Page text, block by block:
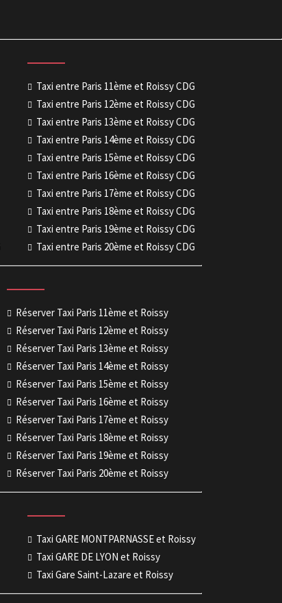
Taxi entre Paris 11ème et Roissy CDG
Taxi entre Paris 12ème et Roissy CDG
Taxi entre Paris 13ème et Roissy CDG
Taxi entre Paris 14ème et Roissy CDG
Taxi entre Paris 15ème et Roissy CDG
Taxi entre Paris 16ème et Roissy CDG
Taxi entre Paris 17ème et Roissy CDG
Taxi entre Paris 18ème et Roissy CDG
Taxi entre Paris 19ème et Roissy CDG
Taxi entre Paris 20ème et Roissy CDG
Réserver Taxi Paris 11ème et Roissy
Réserver Taxi Paris 12ème et Roissy
Réserver Taxi Paris 13ème et Roissy
Réserver Taxi Paris 14ème et Roissy
Réserver Taxi Paris 15ème et Roissy
Réserver Taxi Paris 16ème et Roissy
Réserver Taxi Paris 17ème et Roissy
Réserver Taxi Paris 18ème et Roissy
Réserver Taxi Paris 19ème et Roissy
Réserver Taxi Paris 20ème et Roissy
Taxi GARE MONTPARNASSE et Roissy
Taxi GARE DE LYON et Roissy
Taxi Gare Saint-Lazare et Roissy